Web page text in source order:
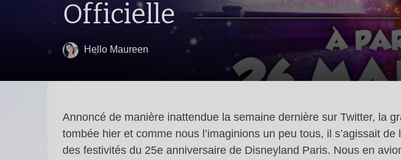
Officielle
Hello Maureen
Annoncé de manière inattendue la semaine dernière sur Twitter, la
tombée hier et comme nous l’imaginions un peu tous, il s’agissait de
des festivités du 25e anniversaire de Disneyland Paris. Nous en